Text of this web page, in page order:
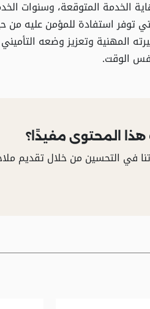
الخدمة المتوقعة، وسنوات
توفر استفادة للمؤمن عليه
المهنية وتعزيز وضعه
الوقت.
المحتوى مفيدًا؟
في التحسين من خلال تقديم